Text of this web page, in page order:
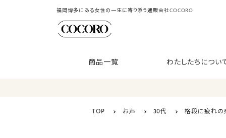
福岡博多にある女性の一生に寄り添う通販会社COCORO
商品一覧 わたしたちについ
TOP お声 30代 格段に疲れの